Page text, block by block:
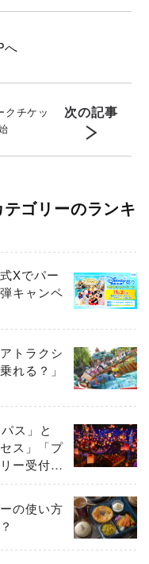
へ
クチケッ
次の記事
ゴリーのランキ
Xでパー
キャンペ
トラクシ
れる？」
ス」と
ス」「プ
ー受付」
の使い方